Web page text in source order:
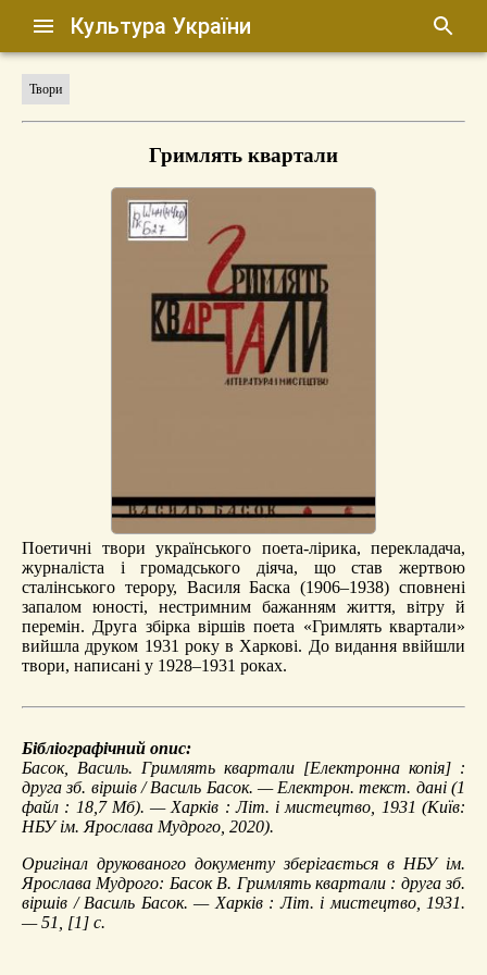
Культура України
Твори
Гримлять квартали
Поетичні твори українського поета-лірика, перекладача,
журналіста і громадського діяча, що став жертвою
сталінського терору, Василя Баска (1906–1938) сповнені
запалом юності, нестримним бажанням життя, вітру й
перемін. Друга збірка віршів поета «Гримлять квартали»
вийшла друком 1931 року в Харкові. До видання ввійшли
твори, написані у 1928–1931 роках.
Бібліографічний опис:
Басок, Василь. Гримлять квартали [Електронна копія] :
друга зб. віршів / Василь Басок. — Електрон. текст. дані (1
файл : 18,7 Мб). — Харків : Літ. і мистецтво, 1931 (Київ:
НБУ ім. Ярослава Мудрого, 2020).
Оригінал друкованого документу зберігається в НБУ ім.
Ярослава Мудрого: Басок В. Гримлять квартали : друга зб.
віршів / Василь Басок. — Харків : Літ. і мистецтво, 1931.
— 51, [1] с.